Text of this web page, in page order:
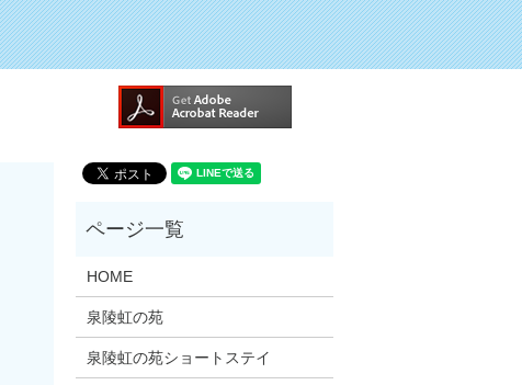
HOME
泉陵虹の苑
泉陵虹の苑ショートステイ